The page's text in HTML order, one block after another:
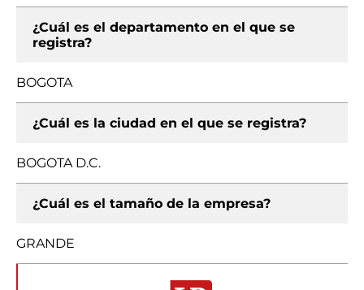
¿Cuál es el departamento en el que se
registra?
BOGOTA
¿Cuál es la ciudad en el que se registra?
BOGOTA D.C.
¿Cuál es el tamaño de la empresa?
GRANDE